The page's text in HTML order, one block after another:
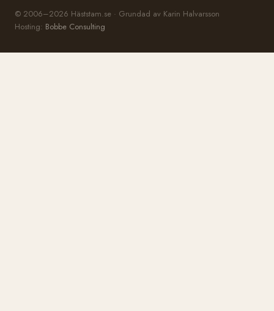
© 2006–2026 Häststam.se · Grundad av Karin Halvarsson
Hosting: Bobbe Consulting